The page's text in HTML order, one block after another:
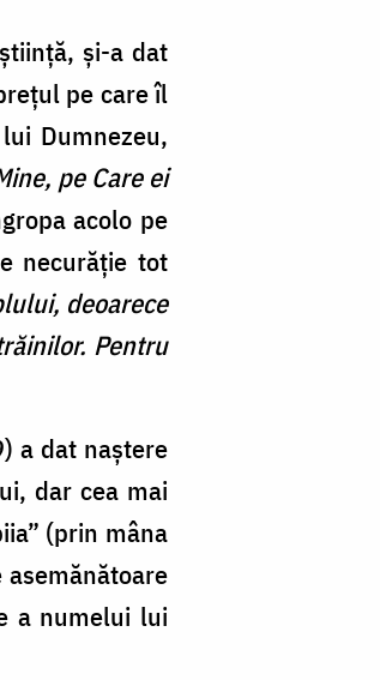
și-a dat
pe care îl
Dumnezeu,
pe Care ei
acolo pe
necurăţie tot
deoarece
Pentru
a dat naștere
dar cea mai
(prin mâna
a numelui lui